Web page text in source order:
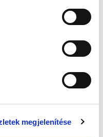
megjelenítése
menetét és